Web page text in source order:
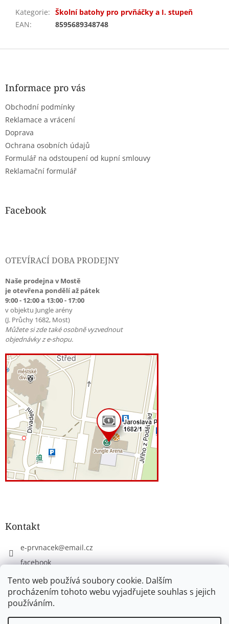
Tento web používá soubory cookie. Dalším
procházením tohoto webu vyjadřujete souhlas s jejich
používáním.
Kategorie: Školní batohy pro prvňáčky a I. stupeň
EAN: 8595689348748
Z
Informace pro vás
Obchodní podmínky
Reklamace a vrácení
Doprava
Ochrana osobních údajů
Formulář na odstoupení od kupní smlouvy
Reklamační formulář
Facebook
OTEVÍRACÍ DOBA PRODEJNY
Naše prodejna v Mostě
je otevřena pondělí až pátek
9:00 - 12:00 a 13:00 - 17:00
v objektu Jungle arény
(J. Průchy 1682, Most)
Můžete si zde také osobně vyzvednout
objednávky z e-shopu.
Kontakt
e-prvnacek@email.cz
facebook
eprvnacek